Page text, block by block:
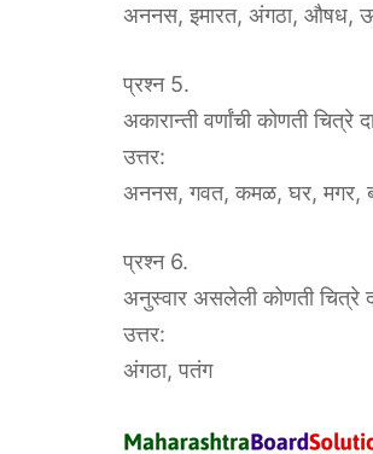
अननस, इमारत, अंगठा, औषध,
प्रश्न 5.
अकारान्ती वर्णांची कोणती
उत्तर:
अननस, गवत, कमळ, घर, मगर,
प्रश्न 6.
अनुस्वार असलेली कोणती चित्रे
उत्तर:
अंगठा, पतंग